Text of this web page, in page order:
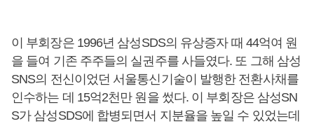
이 부회장은 1996년 삼성SDS의 유상증자 때 44억여 원
을 들여 기존 주주들의 실권주를 사들였다. 또 그해 삼성
SNS의 전신이었던 서울통신기술이 발행한 전환사채를
인수하는 데 15억2천만 원을 썼다. 이 부회장은 삼성SN
S가 삼성SDS에 합병되면서 지분율을 높일 수 있었는데